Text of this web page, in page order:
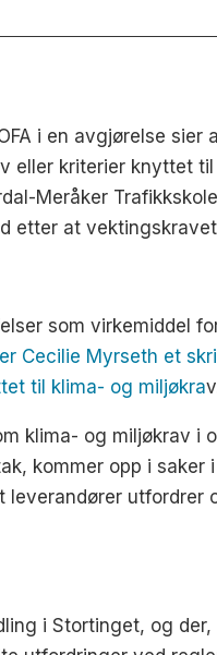
i en avgjørelse
kriterier knyttet
Meråker
etter at
som virkemiddel
Cecilie Myrseth et
til klima- og miljøkra
klima- og miljøkrav
kommer opp i
i Stortinget, og